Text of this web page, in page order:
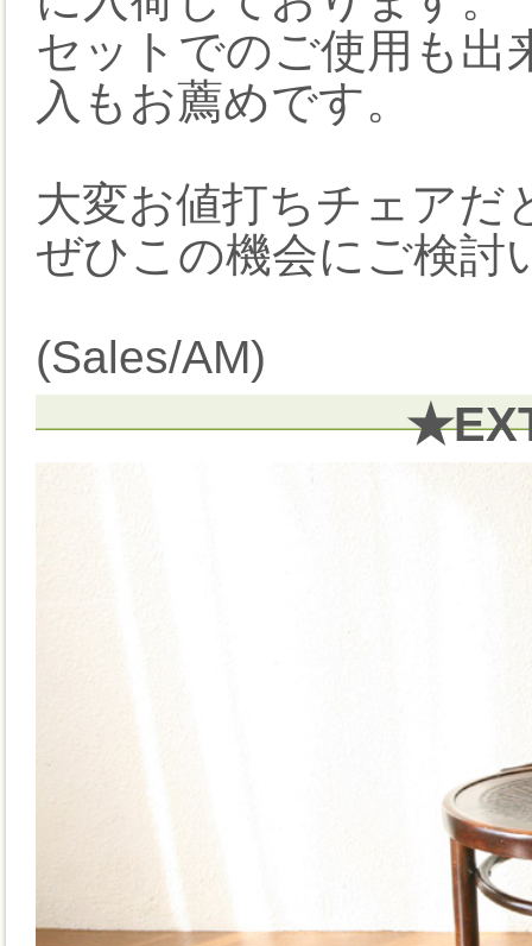
セットでのご使用も出
入もお薦めです。
大変お値打ちチェアだ
ぜひこの機会にご検討
(Sales/AM)